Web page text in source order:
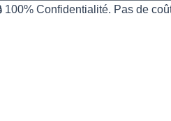
100% Confidentialité. Pas de